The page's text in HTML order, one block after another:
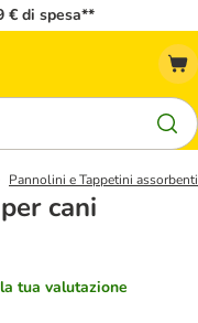
€ di spesa**
Pannolini e Tappetini assorbenti
cani
tua valutazione